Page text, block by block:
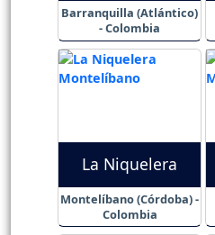
Barranquilla (Atlántico)
- Colombia
La Niquelera
Montelíbano (Córdoba) -
Colombia